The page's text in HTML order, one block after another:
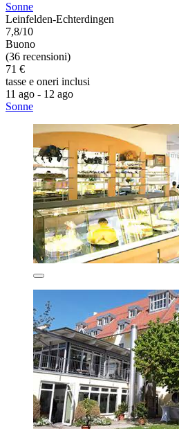
Sonne
Leinfelden-Echterdingen
7,8/10
Buono
(36 recensioni)
71 €
tasse e oneri inclusi
11 ago - 12 ago
Sonne